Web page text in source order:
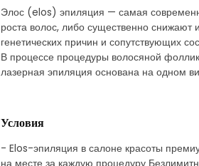
Элос (elos) эпиляция — самая
роста волос, либо существенно снижают
генетических причин и сопутствующих
В процессе процедуры волосяной
лазерная эпиляция основана на одном
Условия
- Elos-эпиляция в салоне красоты
на месте за каждую процедуру